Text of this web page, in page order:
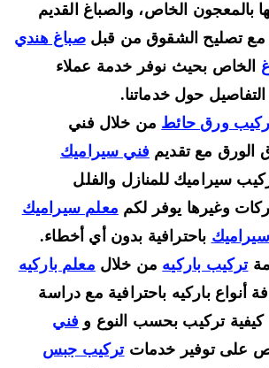
الخاص، والصباغ القديم
الشقوق من قبلصباغ هندي
بحيث نوفر خدمة عملاء
حول خدماتنا.
ورق حائطمن خلال فني
مع تقديمفني سيراميك
للمنازل والفلل
وغيرها يوفر لكممعلم سيراميك
باحترافية بدون أي أخطاء.
تركيب باركيه من خلالمعلم باركيه
باركيه باحترافية مع دراسة
تركيب بحسب النوع وفني
توفير خدماتتركيب جبس